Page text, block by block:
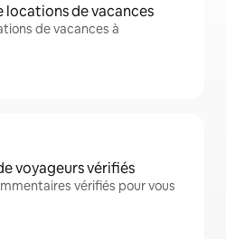
de vacances
de vacances à
voyageurs vérifiés
vérifiés pour vous